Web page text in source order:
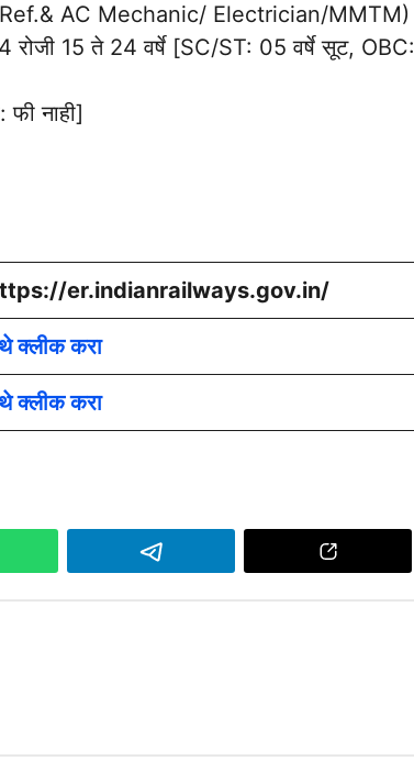
AC Mechanic/ Electrician/MMTM)
रोजी 15 ते 24 वर्षे [SC/ST: 05 वर्षे सूट, OBC:
नाही]
er.indianrailways.gov.in/
क्लीक करा
क्लीक करा